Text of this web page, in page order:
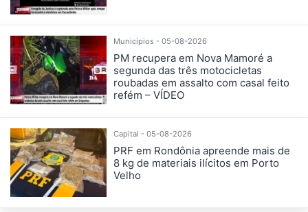
Municípios - 05-08-2026
PM recupera em Nova Mamoré a
segunda das três motocicletas
roubadas em assalto com casal feito
refém – VÍDEO
Capital - 05-08-2026
PRF em Rondônia apreende mais de
8 kg de materiais ilícitos em Porto
Velho